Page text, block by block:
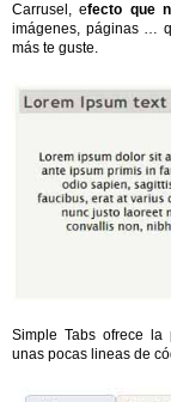
Carrusel, efecto que
imágenes, páginas …
más te guste.
Simple Tabs ofrece la
unas pocas lineas de